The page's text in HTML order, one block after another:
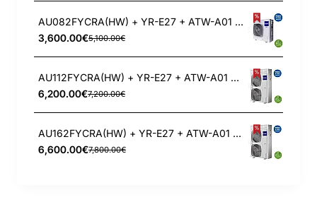
AU082FYCRA(HW) + YR-E27 + ATW-A01 HAIER 8 kW šilumos siurblys oras - vanduo
3,600.00€5,100.00€
AU112FYCRA(HW) + YR-E27 + ATW-A01 HAIER 12 kW šilumos siurblys oras - vanduo
6,200.00€7,200.00€
AU162FYCRA(HW) + YR-E27 + ATW-A01 HAIER 16 kW šilumos siurblys oras - vanduo
6,600.00€7,800.00€